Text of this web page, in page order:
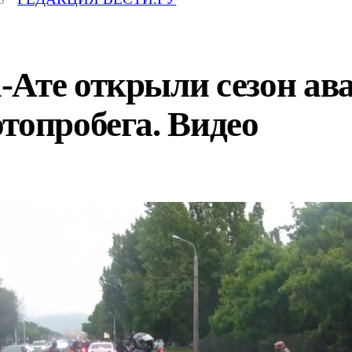
открыли сезон
Видео